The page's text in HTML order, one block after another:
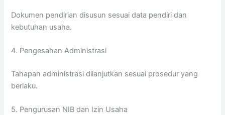
Dokumen pendirian disusun sesuai data pendiri dan
kebutuhan usaha.
4. Pengesahan Administrasi
Tahapan administrasi dilanjutkan sesuai prosedur yang
berlaku.
5. Pengurusan NIB dan Izin Usaha